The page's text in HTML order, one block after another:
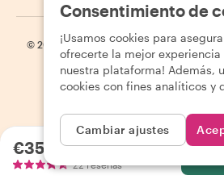
€352.94por persona
22 reseñas
© 2026 Withlocals.com | Política de
sitio
Consentimiento de
¡Usamos cookies para
ofrecerte la mejor experiencia
nuestra plataforma! Además,
cookies con fines analíticos y
Cambiar ajustes